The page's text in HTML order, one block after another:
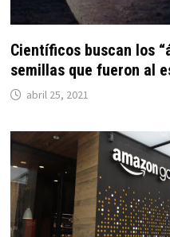
Científicos buscan los
semillas que fueron al
abril 25, 2021